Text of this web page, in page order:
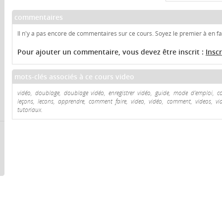
commentaires
Il n'y a pas encore de commentaires sur ce cours. Soyez le premier à en
Pour ajouter un commentaire, vous devez être inscrit :
mots-clés associés à ce cours video
vidéo, doublage, doublage vidéo, enregistrer vidéo, guide, mode d'emploi,
leçons, lecons, apprendre, comment faire, video, vidéo, comment, videos,
tutoriaux.